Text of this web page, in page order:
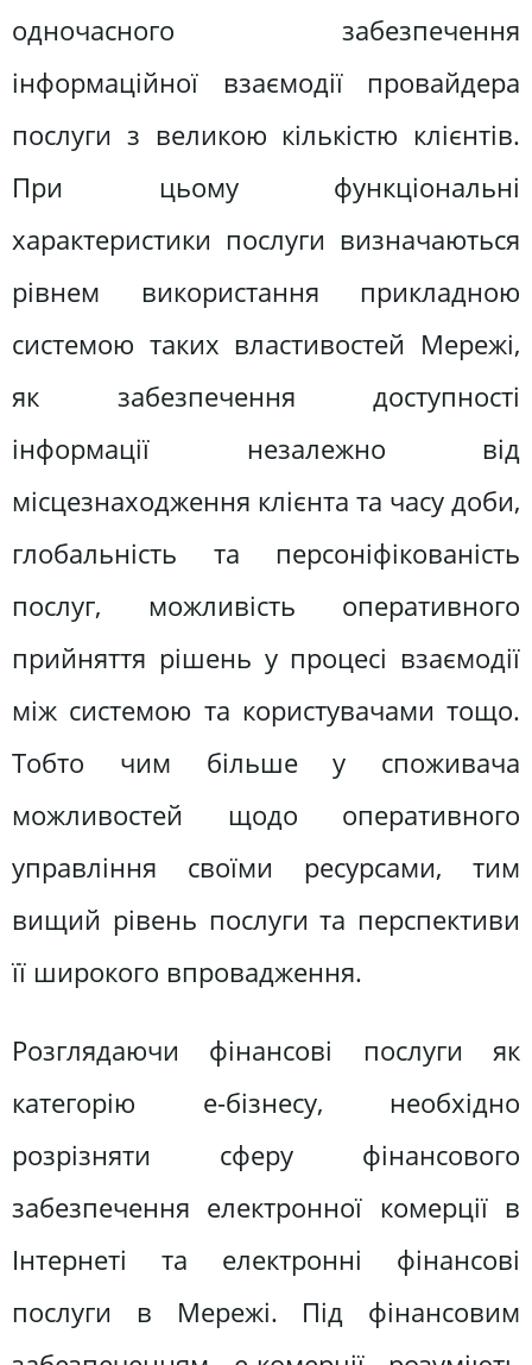
одночасного забезпечення
інформаційної взаємодії провайдера
послуги з великою кількістю клієнтів.
При цьому функціональні
характеристики послуги визначаються
рівнем використання прикладною
системою таких властивостей Мережі,
як забезпечення доступності
інформації незалежно від
місцезнаходження клієнта та часу доби,
глобальність та персоніфікованість
послуг, можливість оперативного
прийняття рішень у процесі взаємодії
між системою та користувачами тощо.
Тобто чим більше у споживача
можливостей щодо оперативного
управління своїми ресурсами, тим
вищий рівень послуги та перспективи
її широкого впровадження.
Розглядаючи фінансові послуги як
категорію е-бізнесу, необхідно
розрізняти сферу фінансового
забезпечення електронної комерції в
Інтернеті та електронні фінансові
послуги в Мережі. Під фінансовим